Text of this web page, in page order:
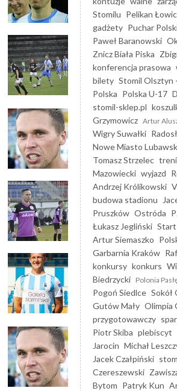
Stomilu Pelikan
gadżety Puchar
Paweł Baranowski
Znicz Biała Piska
konferencja prasowa
bilety Stomil Olsztyn
Polska Polska U-17
stomil-sklep.pl
Grzymowicz Artur
Wigry Suwałki
Nowe Miasto
Tomasz Strzelec
Mazowiecki wyjazd
Andrzej Królikowski
budowa stadionu
Pruszków Ostróda
Łukasz Jegliński Start
Artur Siemaszko
Garbarnia Kraków
konkursy konkurs
Biedrzycki Polonia
Pogoń Siedlce Sokół
Gutów Mały Olimpia
przygotowawczy
Piotr Skiba plebiscyt
Jarocin Michał
Jacek Czałpiński
Czereszewski
Bytom Patryk Kun